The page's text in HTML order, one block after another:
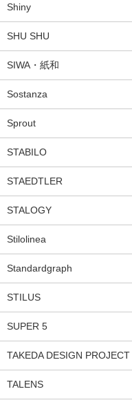
Shiny
SHU SHU
SIWA・紙和
Sostanza
Sprout
STABILO
STAEDTLER
STALOGY
Stilolinea
Standardgraph
STILUS
SUPER 5
TAKEDA DESIGN PROJECT
TALENS